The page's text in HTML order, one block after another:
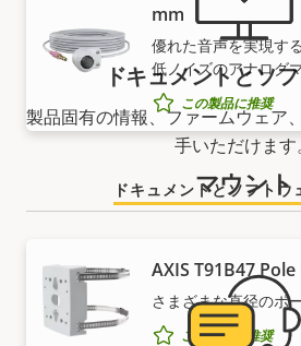
mm
優れた音声を実現す
低ノイズのアナログ
この製品に推奨
マウント
AXIS T91B47
さまざまな直径のポ
この製品に推奨
ドキュメントとソ
製品固有の情報、ファームウェア
手いただけます。
ドキュメントとソフトウ